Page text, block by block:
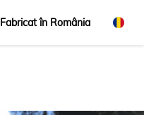
Fabricat în România